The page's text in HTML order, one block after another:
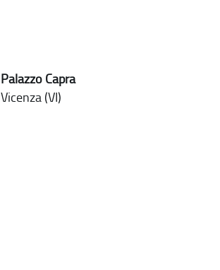
Palazzo Capra
Vicenza (VI)